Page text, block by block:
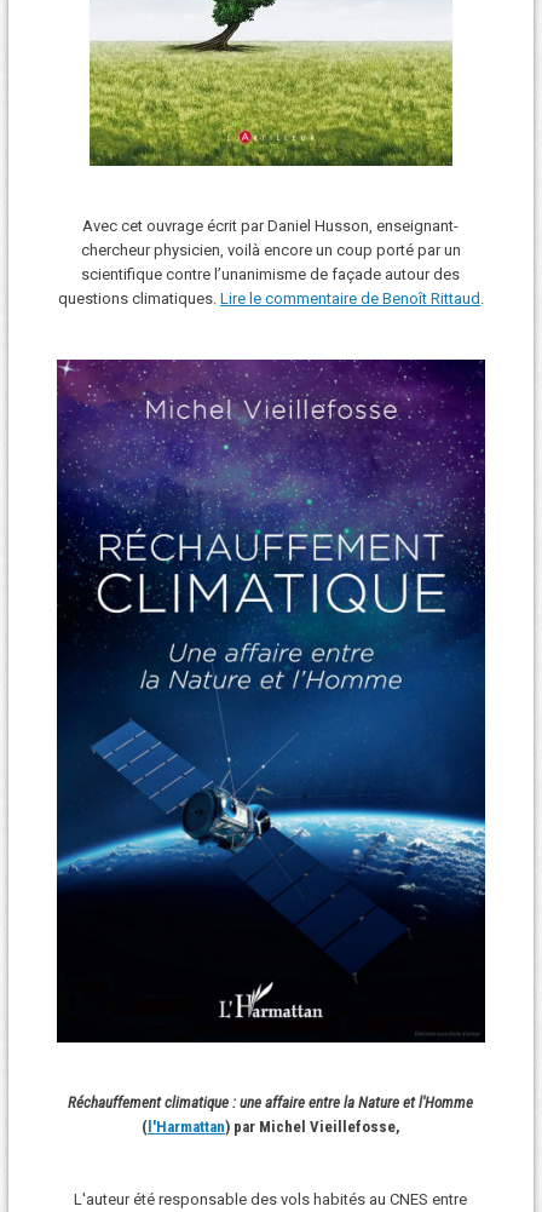
Avec cet ouvrage écrit par Daniel Husson, enseignant-
chercheur physicien, voilà encore un coup porté par un
scientifique contre l’unanimisme de façade autour des
questions climatiques. Lire le commentaire de Benoît Rittaud
Réchauffement climatique : une affaire entre la Nature et l'Homme
(l'Harmattan) par Michel Vieillefosse,
L'auteur été responsable des vols habités au CNES entre